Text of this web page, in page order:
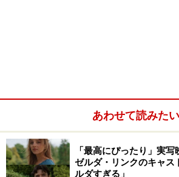
あわせて読みたい
「最高にぴったり」実写
ゼルダ・リンクのキャス
ルダすぎる」